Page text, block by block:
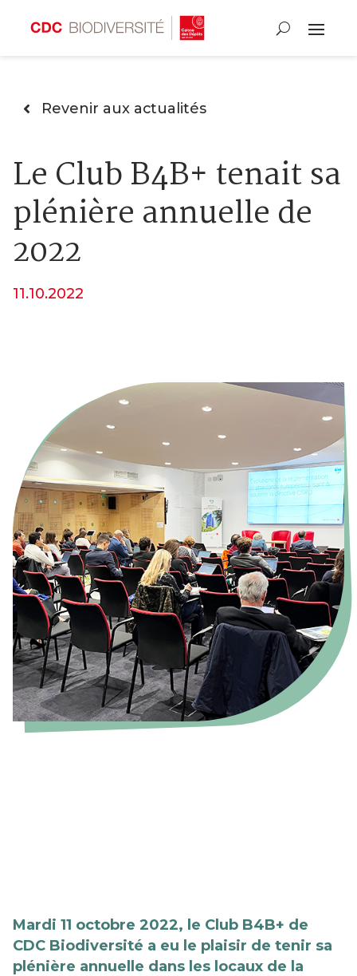
Revenir aux actualités
Le Club B4B+ tenait sa
plénière annuelle de
2022
11.10.2022
Mardi 11 octobre 2022, le Club B4B+ de
CDC Biodiversité a eu le plaisir de tenir sa
plénière annuelle dans les locaux de la